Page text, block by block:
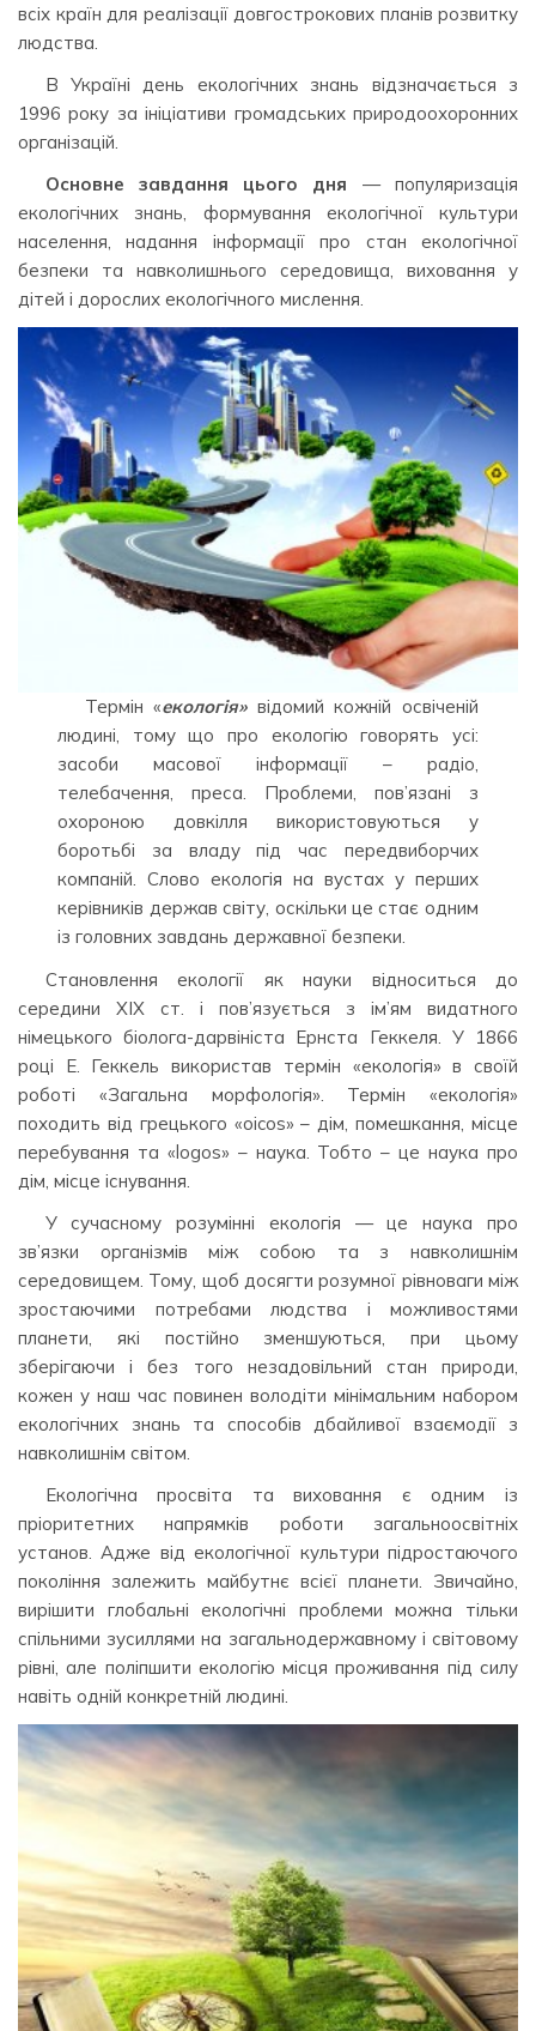
всіх країн для реалізації довгострокових планів розвитку
людства.
В Україні день екологічних знань відзначається з
1996 року за ініціативи громадських природоохоронних
організацій.
Основне завдання цього дня — популяризація
екологічних знань, формування екологічної культури
населення, надання інформації про стан екологічної
безпеки та навколишнього середовища, виховання у
дітей і дорослих екологічного мислення.
Термін «екологія»відомий кожній освіченій
людині, тому що про екологію говорять усі:
засоби масової інформації – радіо,
телебачення, преса. Проблеми, пов’язані з
охороною довкілля використовуються у
боротьбі за владу під час передвиборчих
компаній. Слово екологія на вустах у перших
керівників держав світу, оскільки це стає одним
із головних завдань державної безпеки.
Становлення екології як науки відноситься до
середини ХІХ ст. і пов’язується з ім’ям видатного
німецького біолога-дарвініста Ернста Геккеля. У 1866
році Е. Геккель використав термін «екологія» в своїй
роботі «Загальна морфологія». Термін «екологія»
походить від грецького «oicos» – дім, помешкання, місце
перебування та «logos» – наука. Тобто – це наука про
дім, місце існування.
У сучасному розумінні екологія — це наука про
зв’язки організмів між собою та з навколишнім
середовищем. Тому, щоб досягти розумної рівноваги між
зростаючими потребами людства і можливостями
планети, які постійно зменшуються, при цьому
зберігаючи і без того незадовільний стан природи,
кожен у наш час повинен володіти мінімальним набором
екологічних знань та способів дбайливої взаємодії з
навколишнім світом.
Екологічна просвіта та виховання є одним із
пріоритетних напрямків роботи загальноосвітніх
установ. Адже від екологічної культури підростаючого
покоління залежить майбутнє всієї планети. Звичайно,
вирішити глобальні екологічні проблеми можна тільки
спільними зусиллями на загальнодержавному і світовому
рівні, але поліпшити екологію місця проживання під силу
навіть одній конкретній людині.